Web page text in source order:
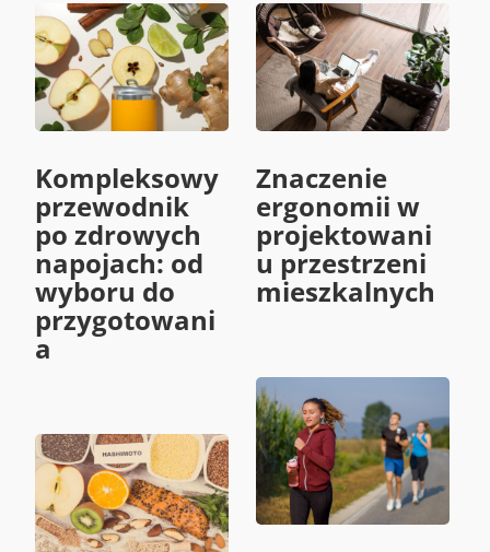
Kompleksowy
przewodnik
po zdrowych
napojach: od
wyboru do
przygotowani
a
Znaczenie
ergonomii w
projektowani
u przestrzeni
mieszkalnych